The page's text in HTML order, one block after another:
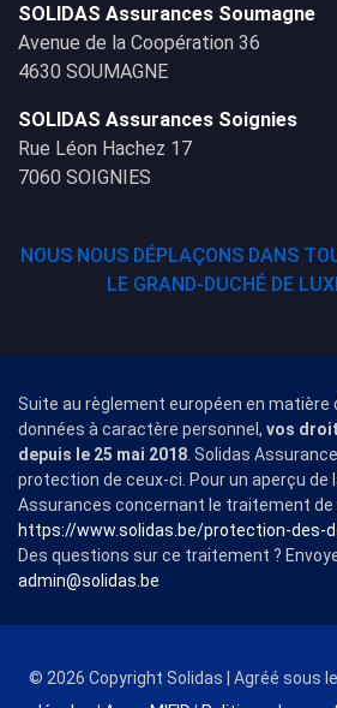
SOLIDAS Assurances Soumagne
Avenue de la Coopération 36
4630 SOUMAGNE
SOLIDAS Assurances Soignies
Rue Léon Hachez 17
7060 SOIGNIES
NOUS NOUS DÉPLAÇONS DANS
LE GRAND-DUCHÉ DE
Suite au règlement européen en matière
données à caractère personnel, vos
depuis le 25 mai 2018 . Solidas
protection de ceux-ci. Pour un aperçu de
Assurances concernant le traitement de
https://www.solidas.be/protection-des-
Des questions sur ce traitement ?
admin@solidas.be
© 2026 Copyright Solidas | Agréé sous le